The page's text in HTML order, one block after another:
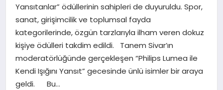
MAGAZIN
SPOR
YAŞAM
Yansıtanlar” ödüllerinin sahipleri de duyuruldu. Spor,
sanat, girişimcilik ve toplumsal fayda
kategorilerinde, özgün tarzlarıyla ilham veren dokuz
kişiye ödülleri takdim edildi. Tanem Sivar’ın
moderatörlüğünde gerçekleşen “Philips Lumea ile
Kendi Işığını Yansıt” gecesinde ünlü isimler bir araya
geldi. Bu…